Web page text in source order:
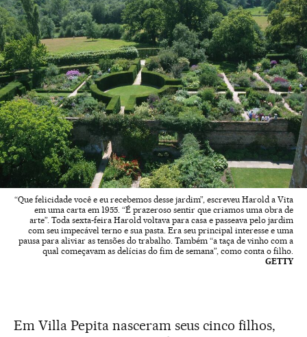
“Que felicidade você e eu recebemos desse jardim”, escreveu Harold a Vita
em uma carta em 1955. “É prazeroso sentir que criamos uma obra de
arte”. Toda sexta-feira Harold voltava para casa e passeava pelo jardim
com seu impecável terno e sua pasta. Era seu principal interesse e uma
pausa para aliviar as tensões do trabalho. Também “a taça de vinho com a
qual começavam as delícias do fim de semana”, como conta o filho.
GETTY
Em Villa Pepita nasceram seus cinco filhos,